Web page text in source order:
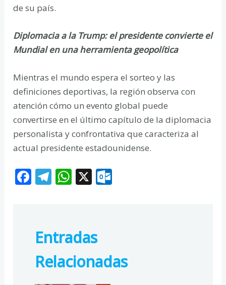
de su país.
Diplomacia a la Trump: el presidente convierte el
Mundial en una herramienta geopolítica
Mientras el mundo espera el sorteo y las
definiciones deportivas, la región observa con
atención cómo un evento global puede
convertirse en el último capítulo de la diplomacia
personalista y confrontativa que caracteriza al
actual presidente estadounidense.
F
o
o
k
T
a
m
W
s
A
p
p
X
c
o
Entradas
Relacionadas